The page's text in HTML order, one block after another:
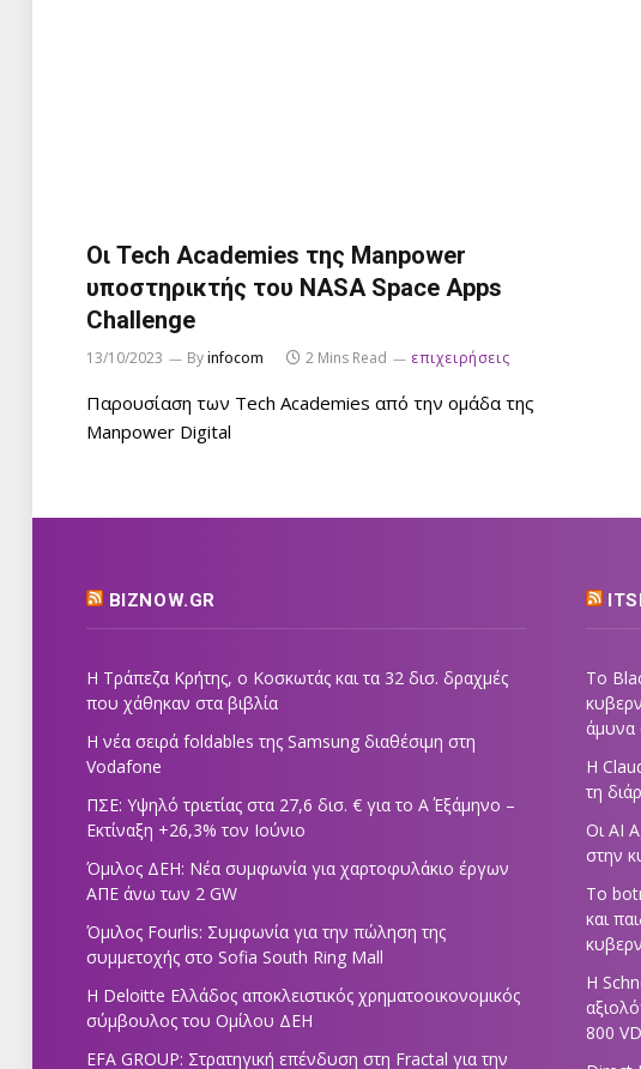
Οι Tech Academies της Manpower
υποστηρικτής του NASA Space Apps
Challenge
13/10/2023 Byinfocom 2 Mins Read επιχειρήσεις
Παρουσίαση των Tech Academies από την ομάδα της
Manpower Digital
BIZNOW.GR
Η Τράπεζα Κρήτης, ο Κοσκωτάς και τα 32 δισ. δραχμές
που χάθηκαν στα βιβλία
Η νέα σειρά foldables της Samsung διαθέσιμη στη
Vodafone
ΠΣΕ: Υψηλό τριετίας στα 27,6 δισ. € για το Α΄ Εξάμηνο –
Εκτίναξη +26,3% τον Ιούνιο
Όμιλος ΔΕΗ: Νέα συμφωνία για χαρτοφυλάκιο έργων
ΑΠΕ άνω των 2 GW
Όμιλος Fourlis: Συμφωνία για την πώληση της
συμμετοχής στο Sofia South Ring Mall
Η Deloitte Ελλάδος αποκλειστικός χρηματοοικονομικός
σύμβουλος του Ομίλου ΔΕΗ
EFA GROUP: Στρατηγική επένδυση στη Fractal για την
Το
άμυνα
Η
τη
Οι AI
στην
Το
και
Η
800